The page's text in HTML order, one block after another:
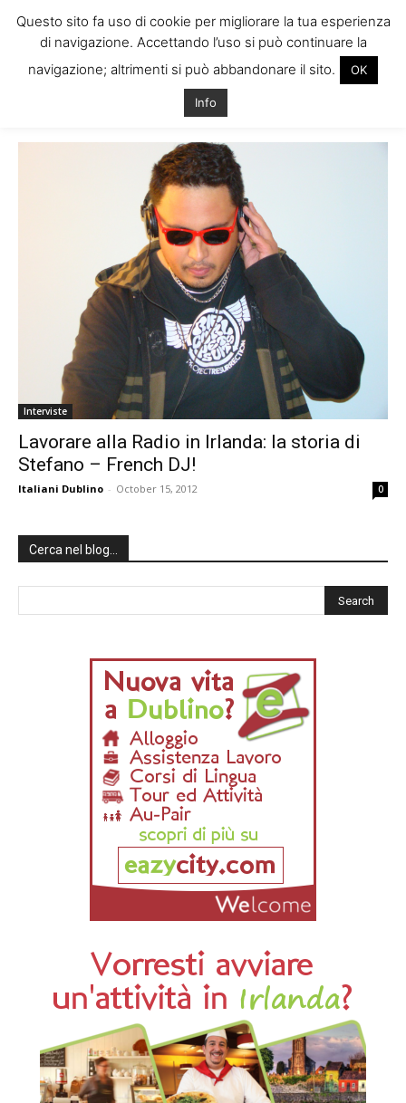
Tag: lavorare radio irlanda
Interviste
Lavorare alla Radio in Irlanda: la storia di
Stefano – French DJ!
Italiani Dublino - October 15, 2012 0
Cerca nel blog…
Questo sito fa uso di cookie per migliorare la tua esperienza
di navigazione. Accettando l’uso si può continuare la
navigazione; altrimenti si può abbandonare il sito.
OK
Info